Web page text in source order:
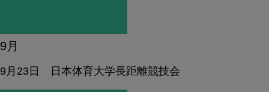
9月
9月23日 日本体育大学長距離競技会